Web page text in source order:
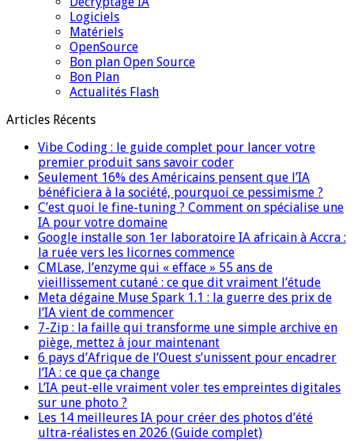
Logiciels
Matériels
OpenSource
Bon plan Open Source
Bon Plan
Actualités Flash
Articles Récents
Vibe Coding : le guide complet pour lancer votre
premier produit sans savoir coder
Seulement 16% des Américains pensent que l’IA
bénéficiera à la société, pourquoi ce pessimisme ?
C’est quoi le fine-tuning ? Comment on spécialise une
IA pour votre domaine
Google installe son 1er laboratoire IA africain à Accra :
la ruée vers les licornes commence
CMLase, l’enzyme qui « efface » 55 ans de
vieillissement cutané : ce que dit vraiment l’étude
Meta dégaine Muse Spark 1.1 : la guerre des prix de
l’IA vient de commencer
7-Zip : la faille qui transforme une simple archive en
piège, mettez à jour maintenant
6 pays d’Afrique de l’Ouest s’unissent pour encadrer
l’IA : ce que ça change
L’IA peut-elle vraiment voler tes empreintes digitales
sur une photo ?
Les 14 meilleures IA pour créer des photos d’été
ultra-réalistes en 2026 (Guide complet)